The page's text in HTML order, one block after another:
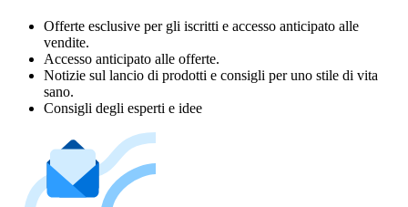
Offerte esclusive per gli iscritti e accesso anticipato alle
vendite.
Accesso anticipato alle offerte.
Notizie sul lancio di prodotti e consigli per uno stile di vita
sano.
Consigli degli esperti e idee